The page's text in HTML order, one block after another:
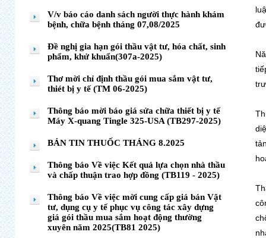
V/v báo cáo danh sách người thực hành khám
bệnh, chữa bệnh tháng 07,08/2025
Đề nghị gia hạn gói thầu vật tư, hóa chất, sinh
phẩm, khử khuẩn(307a-2025)
Thơ mời chỉ định thầu gói mua sắm vật tư,
thiét bị y tế (TM 06-2025)
Thông báo mời báo giá sửa chữa thiết bị y tế
Máy X-quang Tingle 325-USA (TB297-2025)
BẢN TIN THUỐC THÁNG 8.2025
Thông báo Về việc Kết quả lựa chọn nhà thầu
và chấp thuận trao hợp đồng (TB119 - 2025)
Thông báo Về việc mời cung cấp giá bán Vật
tư, dụng cụ y tế phục vụ công tác xây dựng
giá gói thầu mua sắm hoạt động thường
xuyên năm 2025(TB81 2025)